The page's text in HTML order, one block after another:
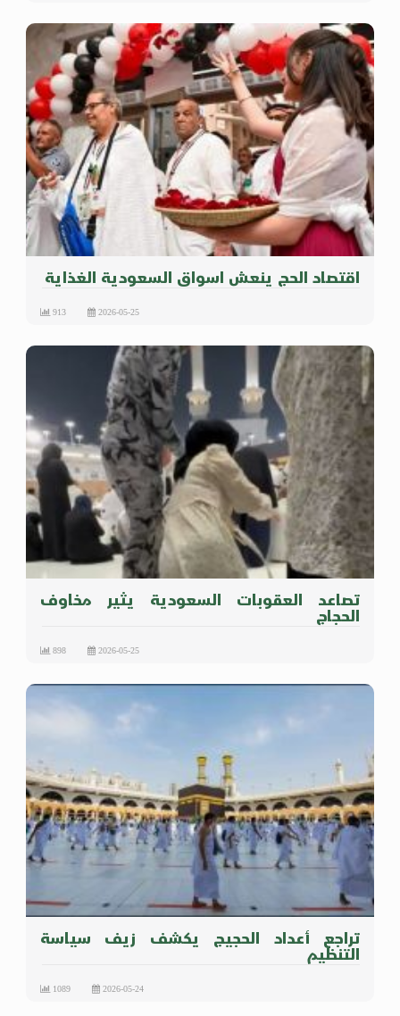
اقتصاد الحج ينعش اسواق السعودية الغذاية
2026-05-25
913
تصاعد العقوبات السعودية يثير مخاوف
الحجاج
2026-05-25
898
تراجع أعداد الحجيج يكشف زيف سياسة
التنظيم
2026-05-24
1089